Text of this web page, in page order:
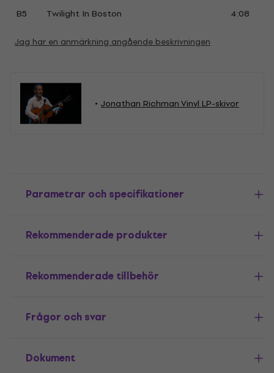
B5 Twilight In Boston 4:08
Jag har en anmärkning angående beskrivningen
Jonathan Richman Vinyl LP-skivor
Parametrar och specifikationer
Rekommenderade produkter
Rekommenderade tillbehör
Frågor och svar
Dokument